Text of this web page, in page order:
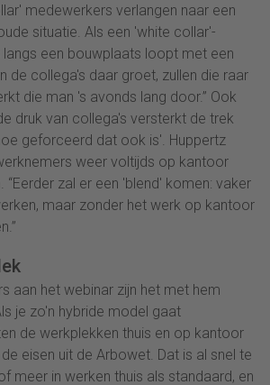
medewerkers verlangen naar een
situatie. Als een 'white collar'-
een bouwplaats loopt met een
de collega's daar groet, zullen die raar
die man 's avonds lang door.” Ook
druk van collega's versterkt de trek
geforceerd dat ook is'. Huppertz
weer voltijds op kantoor
“Eerder zal er een 'blend' komen: vaker
maar zonder het werk op kantoor
aan het webinar zijn het met hem
je zo'n hybride model gaat
de werkplekken thuis en op kantoor
eisen uit de Arbowet. Dat is al snel te
meer in werken thuis als standaard, en